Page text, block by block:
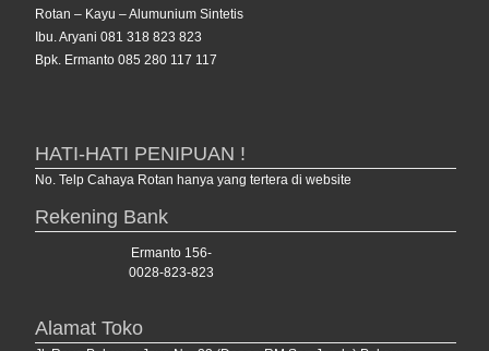
Rotan – Kayu – Alumunium Sintetis
Ibu. Aryani 081 318 823 823
Bpk. Ermanto 085 280 117 117
HATI-HATI PENIPUAN !
No. Telp Cahaya Rotan hanya yang tertera di website
Rekening Bank
Ermanto 156-
0028-823-823
Alamat Toko